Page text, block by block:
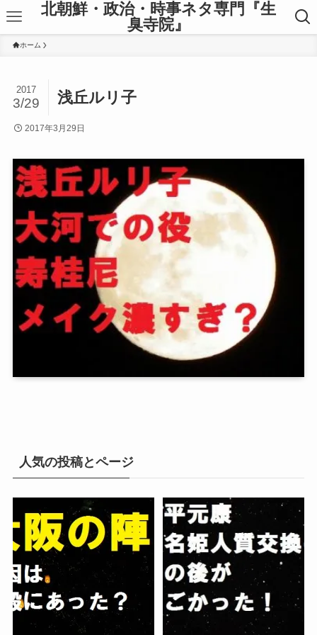
北朝鮮・政治・時事ネタ専門『生
臭寺院』
ホーム
浅丘ルリ子
2017
3/29
2017年3月29日
人気の投稿とページ